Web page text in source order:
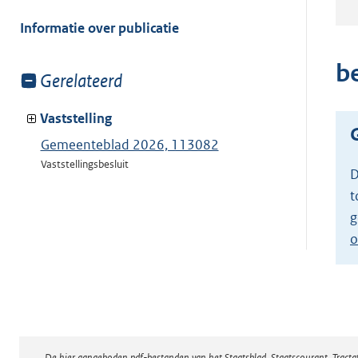
van:
Informatie over publicatie
Toon
van:
Gerelateerd
Vaststelling
Gemeenteblad 2026, 113082
Vaststellingsbesluit